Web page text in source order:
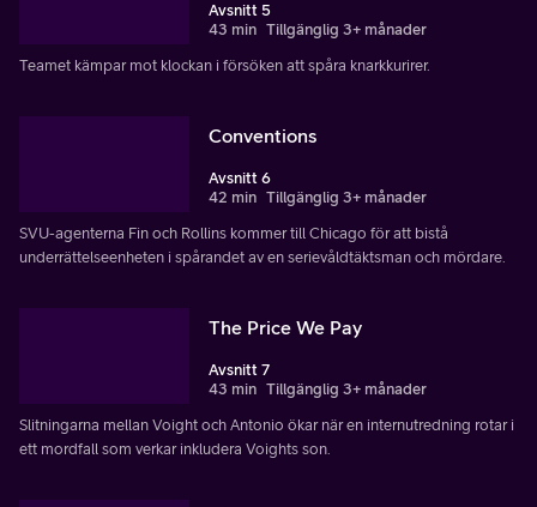
Avsnitt 5
43 min Tillgänglig 3+ månader
Teamet kämpar mot klockan i försöken att spåra knarkkurirer.
Conventions
Avsnitt 6
42 min Tillgänglig 3+ månader
SVU-agenterna Fin och Rollins kommer till Chicago för att bistå
underrättelseenheten i spårandet av en serievåldtäktsman och mördare.
The Price We Pay
Avsnitt 7
43 min Tillgänglig 3+ månader
Slitningarna mellan Voight och Antonio ökar när en internutredning rotar i
ett mordfall som verkar inkludera Voights son.